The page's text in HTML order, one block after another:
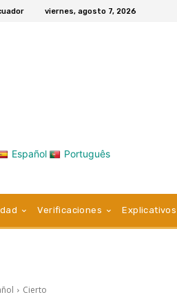
viernes, agosto 7, 2026
Español Português
Verificaciones Explicativos
Cierto